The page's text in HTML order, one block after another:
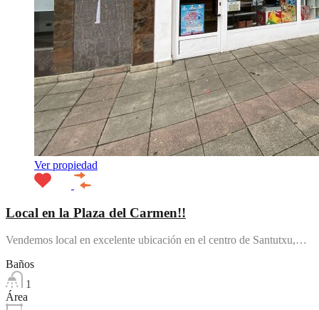
Ver propiedad
Local en la Plaza del Carmen!!
Vendemos local en excelente ubicación en el centro de Santutxu,…
Baños
1
Área